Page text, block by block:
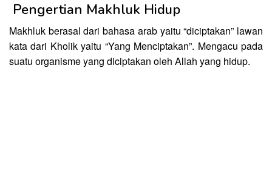
Pengertian Makhluk Hidup
Makhluk berasal dari bahasa arab yaitu “diciptakan” lawan
kata dari Kholik yaitu “Yang Menciptakan”. Mengacu pada
suatu organisme yang diciptakan oleh Allah yang hidup.